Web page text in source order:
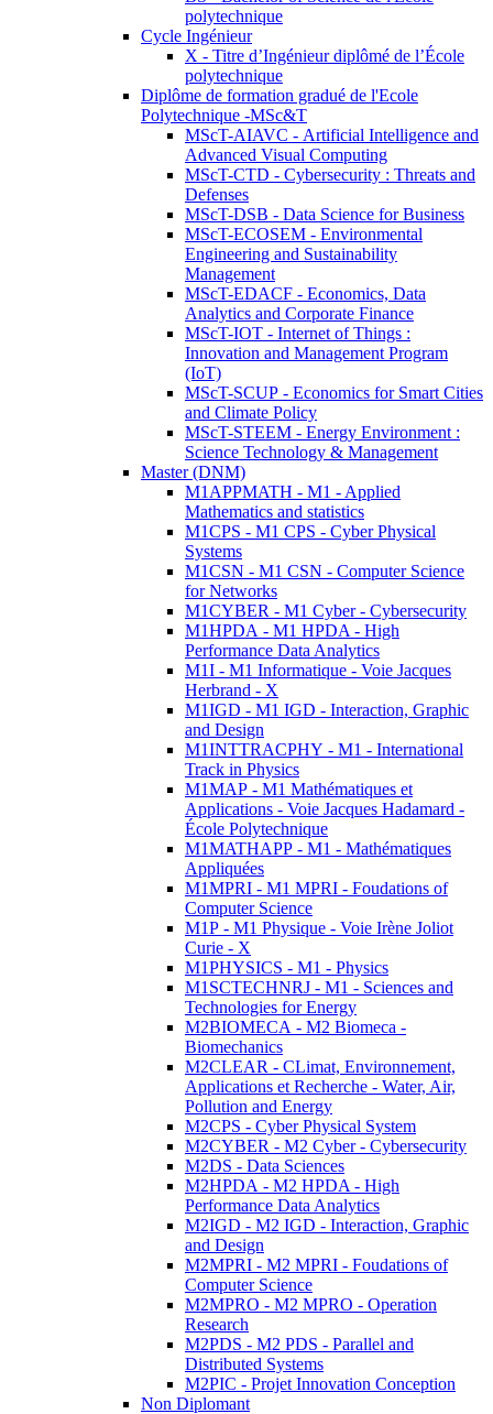
polytechnique
Cycle Ingénieur
X - Titre d’Ingénieur diplômé de l’École
polytechnique
Diplôme de formation gradué de l'Ecole
Polytechnique -MSc&T
MScT-AIAVC - Artificial Intelligence and
Advanced Visual Computing
MScT-CTD - Cybersecurity : Threats and
Defenses
MScT-DSB - Data Science for Business
MScT-ECOSEM - Environmental
Engineering and Sustainability
Management
MScT-EDACF - Economics, Data
Analytics and Corporate Finance
MScT-IOT - Internet of Things :
Innovation and Management Program
(IoT)
MScT-SCUP - Economics for Smart Cities
and Climate Policy
MScT-STEEM - Energy Environment :
Science Technology & Management
Master (DNM)
M1APPMATH - M1 - Applied
Mathematics and statistics
M1CPS - M1 CPS - Cyber Physical
Systems
M1CSN - M1 CSN - Computer Science
for Networks
M1CYBER - M1 Cyber - Cybersecurity
M1HPDA - M1 HPDA - High
Performance Data Analytics
M1I - M1 Informatique - Voie Jacques
Herbrand - X
M1IGD - M1 IGD - Interaction, Graphic
and Design
M1INTTRACPHY - M1 - International
Track in Physics
M1MAP - M1 Mathématiques et
Applications - Voie Jacques Hadamard -
École Polytechnique
M1MATHAPP - M1 - Mathématiques
Appliquées
M1MPRI - M1 MPRI - Foudations of
Computer Science
M1P - M1 Physique - Voie Irène Joliot
Curie - X
M1PHYSICS - M1 - Physics
M1SCTECHNRJ - M1 - Sciences and
Technologies for Energy
M2BIOMECA - M2 Biomeca -
Biomechanics
M2CLEAR - CLimat, Environnement,
Applications et Recherche - Water, Air,
Pollution and Energy
M2CPS - Cyber Physical System
M2CYBER - M2 Cyber - Cybersecurity
M2DS - Data Sciences
M2HPDA - M2 HPDA - High
Performance Data Analytics
M2IGD - M2 IGD - Interaction, Graphic
and Design
M2MPRI - M2 MPRI - Foudations of
Computer Science
M2MPRO - M2 MPRO - Operation
Research
M2PDS - M2 PDS - Parallel and
Distributed Systems
M2PIC - Projet Innovation Conception
Non Diplomant